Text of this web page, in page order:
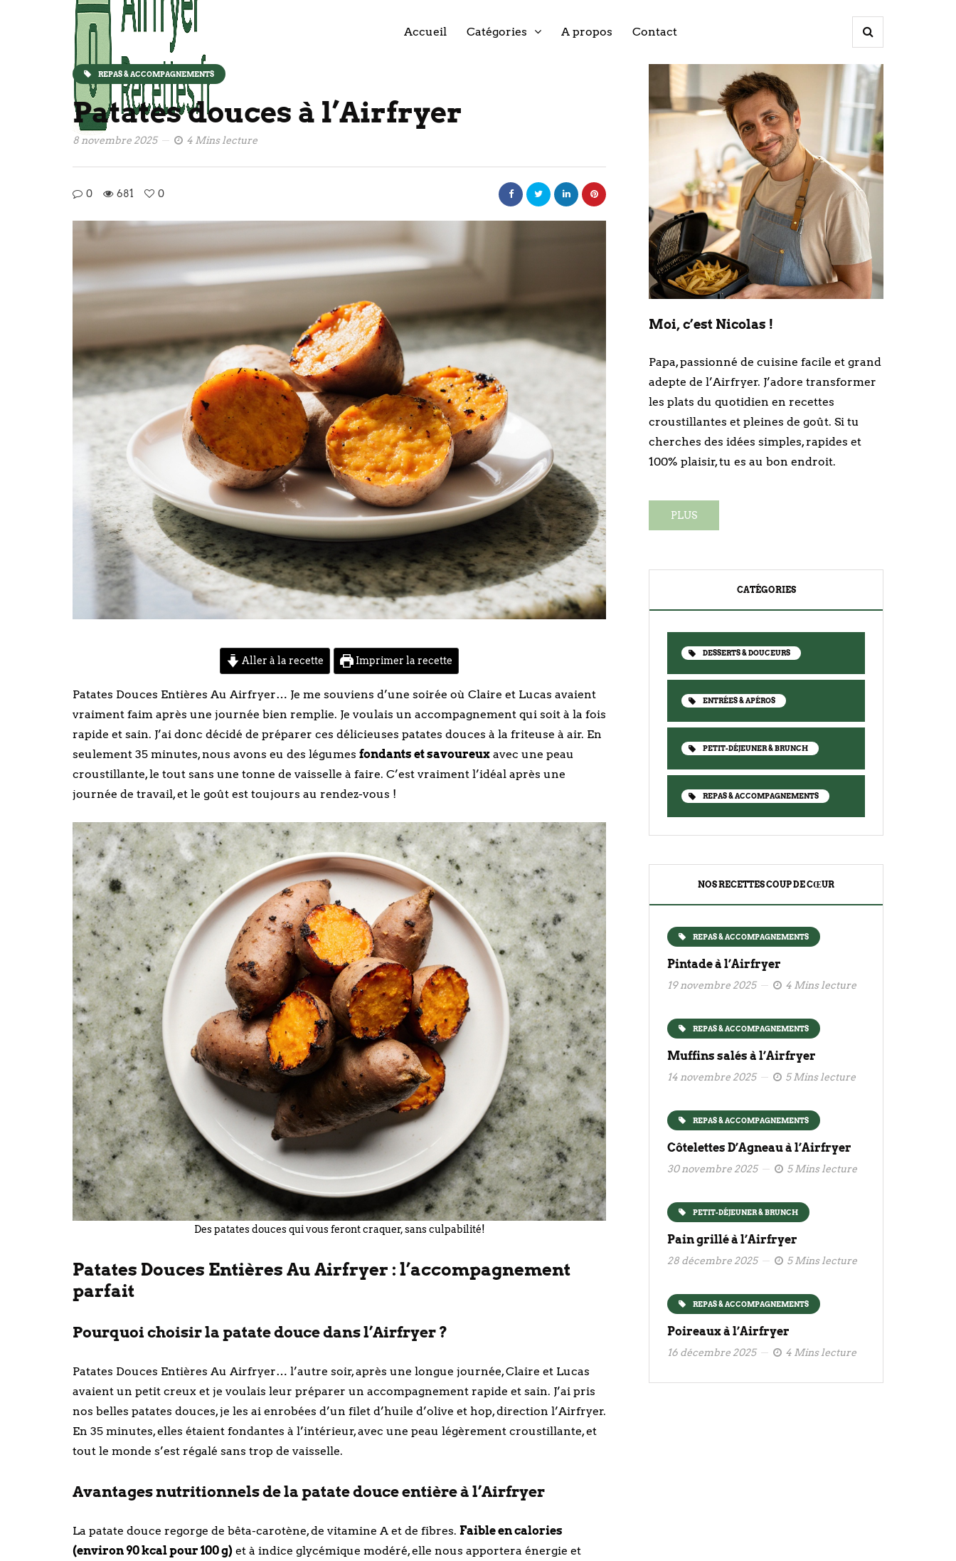
Accueil Catégories A propos Contact
REPAS & ACCOMPAGNEMENTS
Patates douces à l’Airfryer
8 novembre 2025 4 Mins lecture
0 681 0
Aller à la recette Imprimer la recette
Patates Douces Entières Au Airfryer… Je me souviens d’une soirée où Claire et Lucas avaient
vraiment faim après une journée bien remplie. Je voulais un accompagnement qui soit à la fois
rapide et sain. J’ai donc décidé de préparer ces délicieuses patates douces à la friteuse à air. En
seulement 35 minutes, nous avons eu des légumes fondants et savoureux avec une peau
croustillante, le tout sans une tonne de vaisselle à faire. C’est vraiment l’idéal après une
journée de travail, et le goût est toujours au rendez-vous !
Des patates douces qui vous feront craquer, sans culpabilité!
Patates Douces Entières Au Airfryer : l’accompagnement
parfait
Pourquoi choisir la patate douce dans l’Airfryer ?
Patates Douces Entières Au Airfryer… l’autre soir, après une longue journée, Claire et Lucas
avaient un petit creux et je voulais leur préparer un accompagnement rapide et sain. J’ai pris
nos belles patates douces, je les ai enrobées d’un filet d’huile d’olive et hop, direction l’Airfryer.
En 35 minutes, elles étaient fondantes à l’intérieur, avec une peau légèrement croustillante, et
tout le monde s’est régalé sans trop de vaisselle.
Avantages nutritionnels de la patate douce entière à l’Airfryer
La patate douce regorge de bêta-carotène, de vitamine A et de fibres. Faible en calories
(environ 90 kcal pour 100 g) et à indice glycémique modéré, elle nous apportera énergie et
Moi, c’est Nicolas !
Papa, passionné de cuisine facile et grand
adepte de l’Airfryer. J’adore transformer
les plats du quotidien en recettes
croustillantes et pleines de goût. Si tu
cherches des idées simples, rapides et
100% plaisir, tu es au bon endroit.
PLUS
CATÉGORIES
DESSERTS & DOUCEURS
ENTRÉES & APÉROS
PETIT-DÉJEUNER & BRUNCH
REPAS & ACCOMPAGNEMENTS
NOS RECETTES COUP DE CŒUR
REPAS & ACCOMPAGNEMENTS
Pintade à l’Airfryer
19 novembre 2025 4 Mins lecture
REPAS & ACCOMPAGNEMENTS
Muffins salés à l’Airfryer
14 novembre 2025 5 Mins lecture
REPAS & ACCOMPAGNEMENTS
Côtelettes D’Agneau à l’Airfryer
30 novembre 2025 5 Mins lecture
PETIT-DÉJEUNER & BRUNCH
Pain grillé à l’Airfryer
28 décembre 2025 5 Mins lecture
REPAS & ACCOMPAGNEMENTS
Poireaux à l’Airfryer
16 décembre 2025 4 Mins lecture